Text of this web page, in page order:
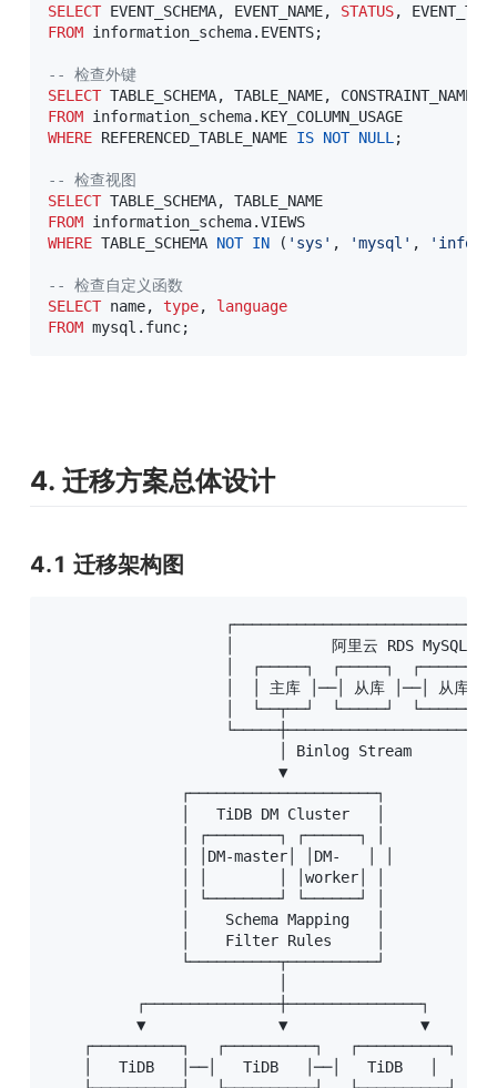
SELECT EVENT_SCHEMA, EVENT_NAME, STATUS,
FROM information_schema. EVENTS;
-- 检查外键
SELECT TABLE_SCHEMA, TABLE_NAME,
FROM information_schema.
WHERE REFERENCED_TABLE_NAME IS NOT NULL ;
-- 检查视图
SELECT TABLE_SCHEMA,
FROM information_schema.
WHERE TABLE_SCHEMA NOT IN ( 'sys' , 'mysql' ,
-- 检查自定义函数
SELECT name, type,
language
FROM mysql . func;
4. 迁移方案总体设计
4.1 迁移架构图
│           阿里云 RDS MySQL
│  ┌─────┐  ┌─────┐  ┌─────┐
│  │ 主库 │──│ 从库 │──│ 从库 │
│  └──┬──┘  └─────┘  └─────┘
                          │ Binlog Stream
                          ▼
               ┌─────────────────────┐
               │   TiDB DM Cluster   │
               │ ┌────────┐ ┌──────┐ │
               │ │DM-master│ │DM-   │ │
               │ │        │ │worker│ │
               │ └────────┘ └──────┘ │
               │    Schema Mapping   │
               │    Filter Rules     │
               └──────────┬──────────┘
          ┌───────────────┼───────────────┐
          ▼               ▼               ▼
    ┌──────────┐   ┌──────────┐   ┌──────────┐
│   TiDB   │──│   TiDB   │──│   TiDB   │